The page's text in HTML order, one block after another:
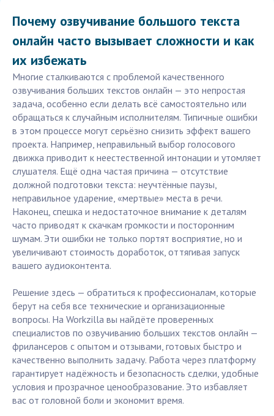
Почему озвучивание большого текста
онлайн часто вызывает сложности и как
их избежать
Многие сталкиваются с проблемой качественного
озвучивания больших текстов онлайн — это непростая
задача, особенно если делать всё самостоятельно или
обращаться к случайным исполнителям. Типичные ошибки
в этом процессе могут серьёзно снизить эффект вашего
проекта. Например, неправильный выбор голосового
движка приводит к неестественной интонации и утомляет
слушателя. Ещё одна частая причина — отсутствие
должной подготовки текста: неучтённые паузы,
неправильное ударение, «мертвые» места в речи.
Наконец, спешка и недостаточное внимание к деталям
часто приводят к скачкам громкости и посторонним
шумам. Эти ошибки не только портят восприятие, но и
увеличивают стоимость доработок, оттягивая запуск
вашего аудиоконтента.
Решение здесь — обратиться к профессионалам, которые
берут на себя все технические и организационные
вопросы. На Workzilla вы найдёте проверенных
специалистов по озвучиванию больших текстов онлайн —
фрилансеров с опытом и отзывами, готовых быстро и
качественно выполнить задачу. Работа через платформу
гарантирует надёжность и безопасность сделки, удобные
условия и прозрачное ценообразование. Это избавляет
вас от головной боли и экономит время.